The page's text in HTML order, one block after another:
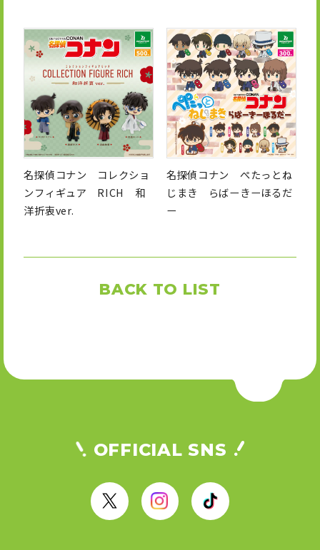
名探偵コナン コレクショ
ンフィギュア RICH 和
洋折衷ver.
名探偵コナン ぺたっとね
じまき らばーきーほるだ
ー
BACK TO LIST
OFFICIAL SNS
X
T